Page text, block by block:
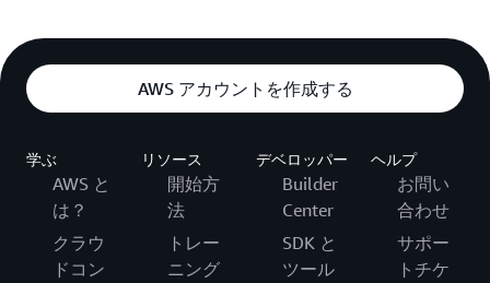
AWS アカウントを作成する
学ぶ
AWS と
は？
クラウ
ドコン
リソース
開始方
法
トレー
ニング
デベロッパー
Builder
Center
SDK と
ツール
ヘルプ
お問い
合わせ
サポー
トチケ